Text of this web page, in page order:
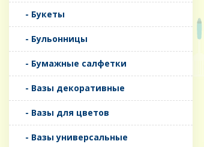
- Букеты
- Бульонницы
- Бумажные салфетки
- Вазы декоративные
- Вазы для цветов
- Вазы универсальные